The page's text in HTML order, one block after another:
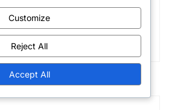
Customize
Reject All
Accept All